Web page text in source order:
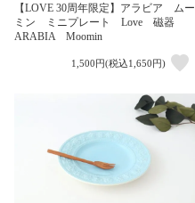
【LOVE 30周年限定】アラビア ムー
ミン ミニプレート Love 磁器
ARABIA Moomin
1,500円(税込1,650円)